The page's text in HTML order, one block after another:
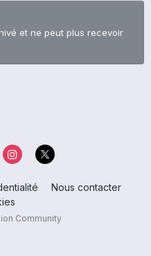
et ne peut plus recevoir
Nous contacter
Community